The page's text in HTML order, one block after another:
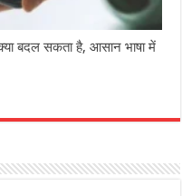
बदल सकता है, आसान भाषा में